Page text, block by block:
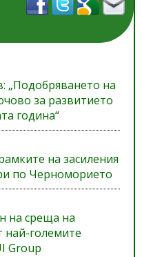
на
за развитието
година“
на засиления
по Черноморието
на среща на
най-големите
Group